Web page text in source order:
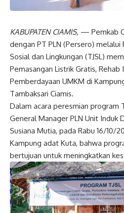
KABUPATEN CIAMIS, — Pemkab
dengan PT PLN (Persero) melalui
Sosial dan Lingkungan (TJSL)
Pemasangan Listrik Gratis, Rehab
Pemberdayaan UMKM di
Tambaksari Ciamis.
Dalam acara peresmian program
General Manager PLN Unit Induk
Susiana Mutia, pada Rabu 16/10/
Kampung adat Kuta, bahwa
bertujuan untuk meningkatkan